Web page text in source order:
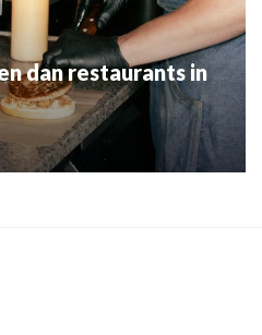
dan restaurants in